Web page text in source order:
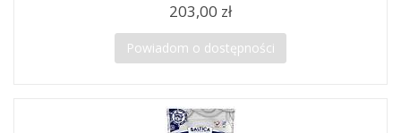
203,00 zł
Powiadom o dostępności